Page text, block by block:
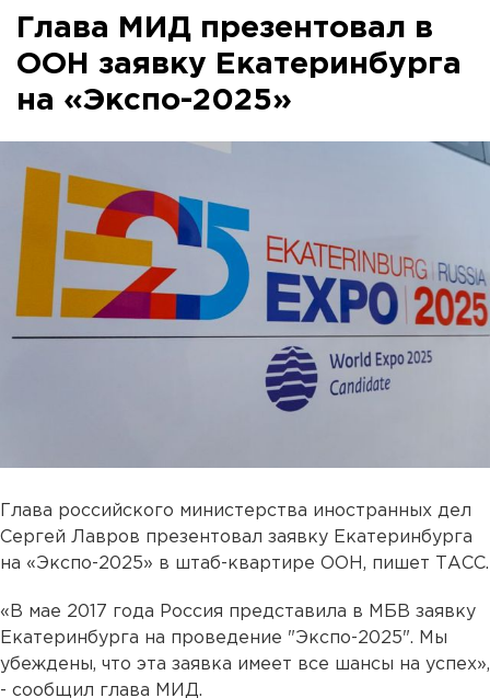
Глава МИД презентовал в
ООН заявку Екатеринбурга
на «Экспо-2025»
Глава российского министерства иностранных дел
Сергей Лавров презентовал заявку Екатеринбурга
на «Экспо-2025» в штаб-квартире ООН, пишет ТАСС.
«В мае 2017 года Россия представила в МБВ заявку
Екатеринбурга на проведение "Экспо-2025". Мы
убеждены, что эта заявка имеет все шансы на успех»,
- сообщил глава МИД.